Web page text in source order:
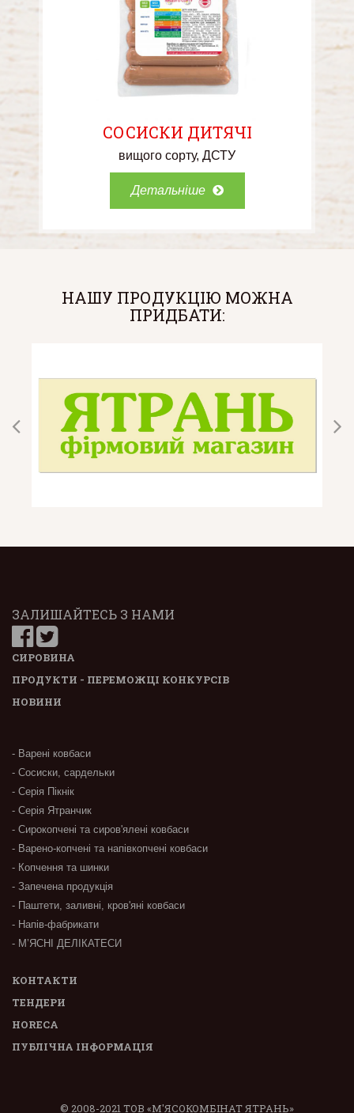
СОСИСКИ ДИТЯЧІ
вищого сорту ДСТУ
Детальніше
НАШУ ПРОДУКЦІЮ МОЖНА
ПРИДБАТИ:
ЗАЛИШАЙТЕСЬ З НАМИ
СИРОВИНА
ПРОДУКТИ - ПЕРЕМОЖЦІ КОНКУРСІВ
НОВИНИ
- Варені ковбаси
- Сосиски, сардельки
- Серія Пікнік
- Серія Ятранчик
- Сирокопчені та сиров'ялені ковбаси
- Варено-копчені та напівкопчені ковбаси
- Копчення та шинки
- Запечена продукція
- Паштети, заливні, кров'яні ковбаси
- Напів-фабрикати
- М’ЯСНІ ДЕЛІКАТЕСИ
КОНТАКТИ
ТЕНДЕРИ
HORECA
ПУБЛІЧНА ІНФОРМАЦІЯ
© 2008-2021 ТОВ «М'ЯСОКОМБІНАТ ЯТРАНЬ»